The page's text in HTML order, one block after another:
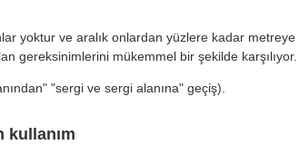
yoktur ve aralık onlardan yüzlere kadar
gereksinimlerini mükemmel bir şekilde karşılıyor.
"sergi ve sergi alanına" geçiş).
kullanım